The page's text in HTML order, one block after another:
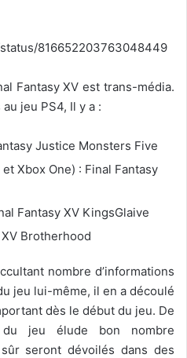
816652203763048449
Fantasy XV est trans-média.
jeu PS4, Il y a :
Justice Monsters Five
Xbox One) : Final Fantasy
Fantasy XV KingsGlaive
XV Brotherhood
nombre d’informations
jeu lui-même, il en a découlé
dès le début du jeu. De
jeu élude bon nombre
seront dévoilés dans des